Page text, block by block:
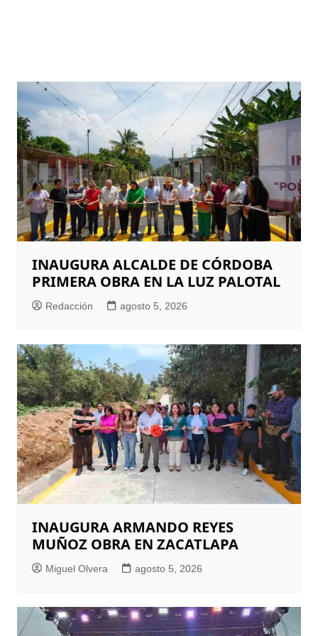
INAUGURA ALCALDE DE CÓRDOBA
PRIMERA OBRA EN LA LUZ PALOTAL
Redacción agosto 5, 2026
INAUGURA ARMANDO REYES
MUÑOZ OBRA EN ZACATLAPA
Miguel Olvera agosto 5, 2026